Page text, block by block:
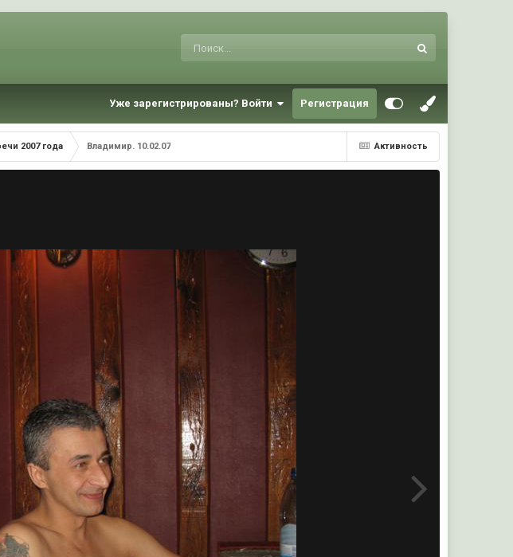
Уже зарегистрированы? Войти Регистрация
Активность
2007 года Владимир. 10.02.07